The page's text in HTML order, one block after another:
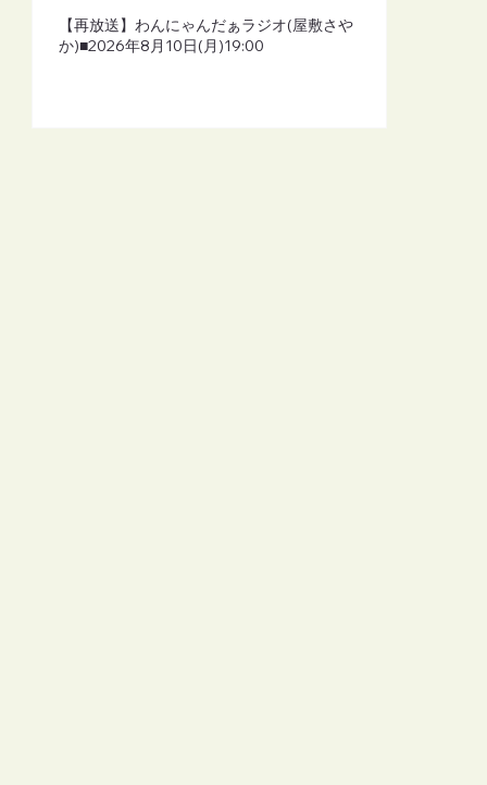
【再放送】わんにゃんだぁラジオ(屋敷さや
か)■2026年8月10日(月)19:00